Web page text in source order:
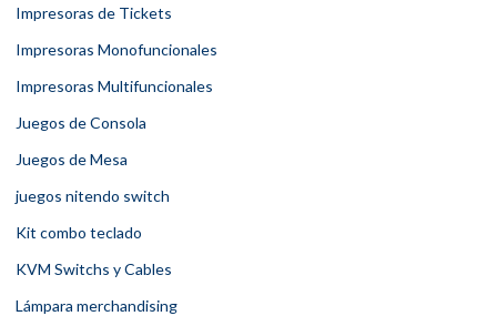
Impresoras de Tickets
Impresoras Monofuncionales
Impresoras Multifuncionales
Juegos de Consola
Juegos de Mesa
juegos nitendo switch
Kit combo teclado
KVM Switchs y Cables
Lámpara merchandising